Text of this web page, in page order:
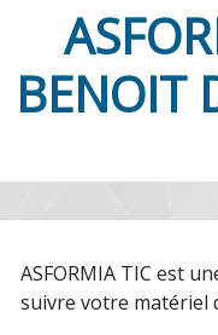
BENOIT
ASFORMIA TIC est
suivre votre matériel